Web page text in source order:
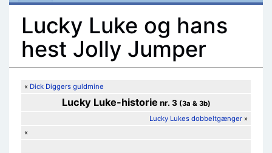
Lucky Luke og hans
hest Jolly Jumper
« Dick Diggers guldmine
Lucky Luke-historienr. 3(3a & 3b)
Lucky Lukes dobbeltgænger »
«